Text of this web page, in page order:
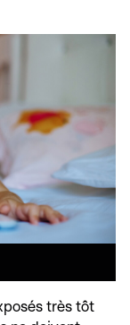
très tôt